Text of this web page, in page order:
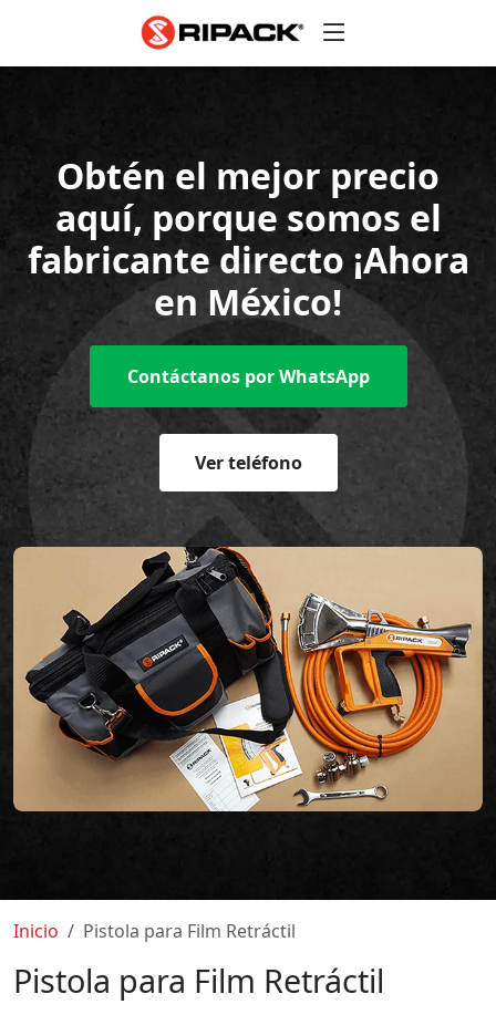
Obtén el mejor precio
aquí, porque somos el
fabricante directo ¡Ahora
en México!
Contáctanos por WhatsApp
Ver teléfono
Inicio Pistola para Film Retráctil
Pistola para Film Retráctil